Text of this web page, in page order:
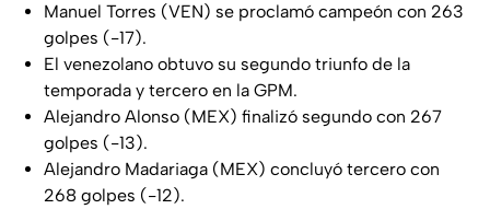
Manuel Torres (VEN) se proclamó campeón con 263
golpes (-17).
El venezolano obtuvo su segundo triunfo de la
temporada y tercero en la GPM.
Alejandro Alonso (MEX) finalizó segundo con 267
golpes (-13).
Alejandro Madariaga (MEX) concluyó tercero con
268 golpes (-12).